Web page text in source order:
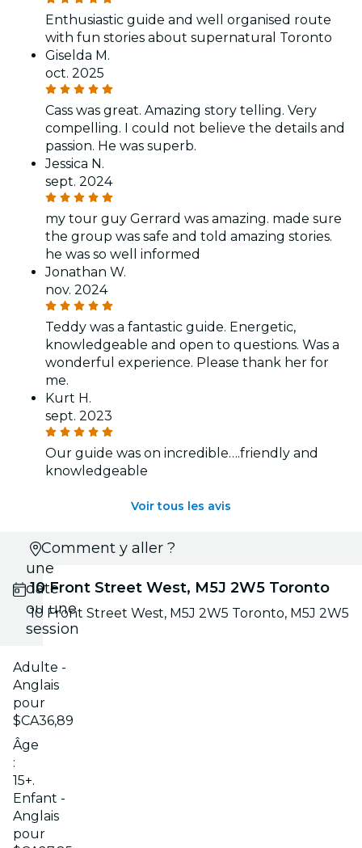
Enthusiastic guide and well organised route
with fun stories about supernatural Toronto
Giselda M.
oct. 2025
Cass was great. Amazing story telling. Very
compelling. I could not believe the details and
passion. He was superb.
Jessica N.
sept. 2024
my tour guy Gerrard was amazing. made sure
the group was safe and told amazing stories.
he was so well informed
Jonathan W.
nov. 2024
Teddy was a fantastic guide. Energetic,
knowledgeable and open to questions. Was a
wonderful experience. Please thank her for
me.
Kurt H.
sept. 2023
Our guide was on incredible….friendly and
knowledgeable
Voir tous les avis
Choisis
une
date
ou une
session
Adulte -
Anglais
pour
$CA36,89
Âge
:
15+.
Enfant -
Anglais
pour
Comment y aller ?
10 Front Street West, M5J 2W5 Toronto
10 Front Street West, M5J 2W5 Toronto, M5J 2W5